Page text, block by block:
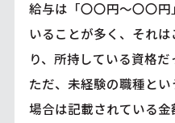
給与は「〇〇円～〇〇
いることが多く、それ
り、所持している資格だ
ただ、未経験の職種と
場合は記載されている